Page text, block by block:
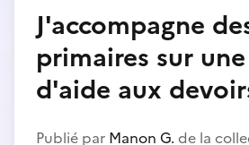
J'accompagne
primaires sur
d'aide aux
Publié par Manon G. de la